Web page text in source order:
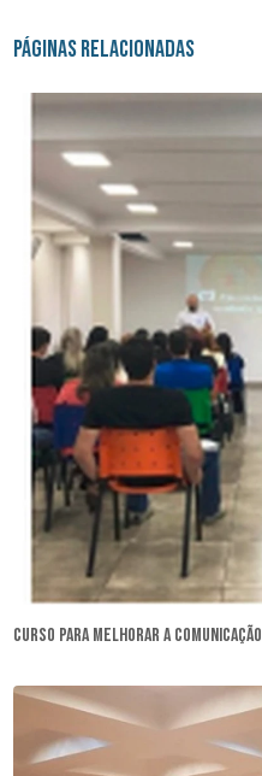
Páginas Relacionadas
curso para melhorar a comunicação